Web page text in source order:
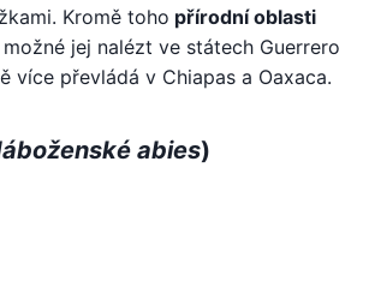
Kromě toho přírodní oblasti
možné jej nalézt ve státech Guerrero
více převládá v Chiapas a Oaxaca.
abies)